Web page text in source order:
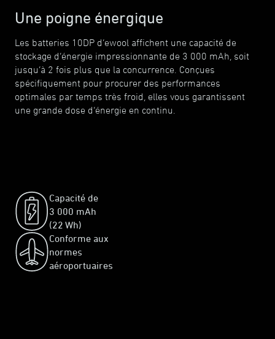
Une poigne énergique
Les batteries 10DP d’ewool affichent une capacité de
stockage d’énergie impressionnante de 3 000 mAh, soit
jusqu’à 2 fois plus que la concurrence. Conçues
spécifiquement pour procurer des performances
optimales par temps très froid, elles vous garantissent
une grande dose d’énergie en continu.
Capacité de
3 000 mAh
(22 Wh)
Conforme aux
normes
aéroportuaires